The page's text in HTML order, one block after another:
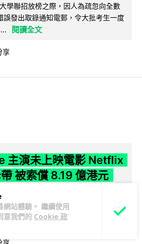
站體驗。 繼續使用
意我們的 Cookie 政
學聯招放榜之際，因人為疏忽向全數
誤發出取錄通知電郵，令大批考生一度
閱讀全文
享
主演未上映電影 Netflix
被索償 8.19 億港元
事】Netflix 洛杉磯辦公室被竊，未上
《Fortitude》母帶亦告失蹤。電影...